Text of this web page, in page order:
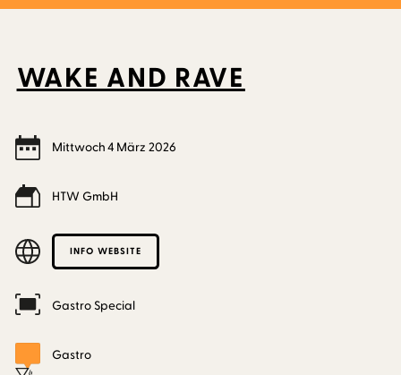
WAKE AND RAVE
Mittwoch4 März 2026
HTW GmbH
INFO WEBSITE
Gastro Special
Gastro